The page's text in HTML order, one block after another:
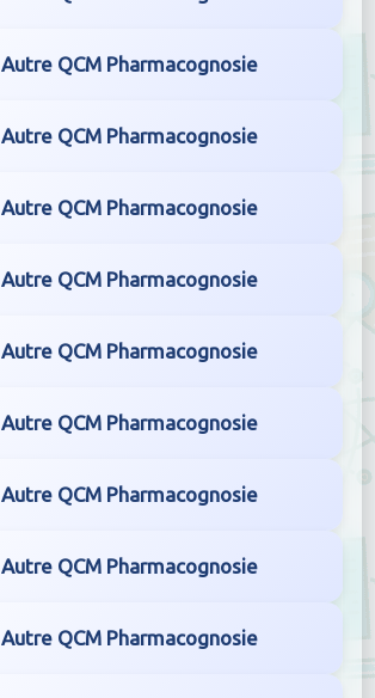
Autre QCM Pharmacognosie
Autre QCM Pharmacognosie
Autre QCM Pharmacognosie
Autre QCM Pharmacognosie
Autre QCM Pharmacognosie
Autre QCM Pharmacognosie
Autre QCM Pharmacognosie
Autre QCM Pharmacognosie
Autre QCM Pharmacognosie